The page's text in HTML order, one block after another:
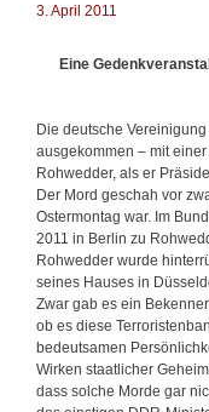
k
r
d
b
e
i
b
e
n
3. April 2011
Eine
Die deutsche
ausgekommen – mit
Rohwedder, als er
Der Mord geschah vor
Ostermontag war. Im
2011 in Berlin zu
Rohwedder wurde
seines Hauses in
Zwar gab es ein
ob es diese
bedeutsamen
Wirken staatlicher
dass solche Morde gar